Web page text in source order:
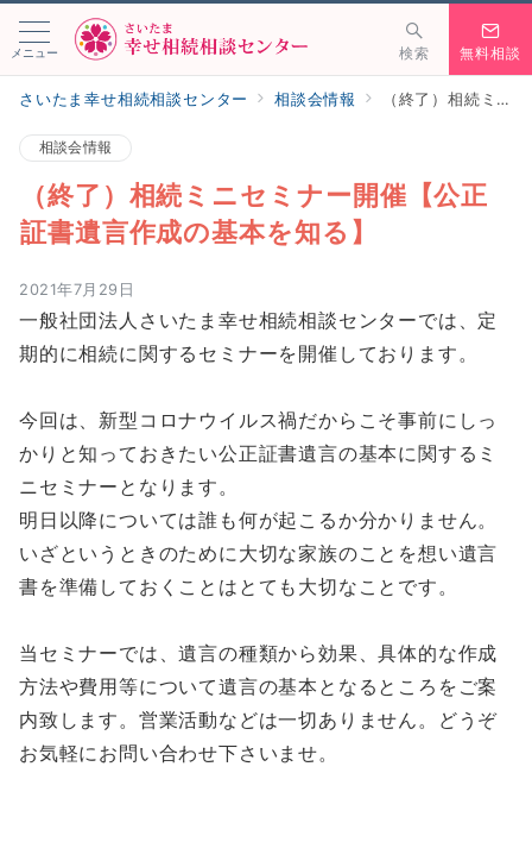
メニュー 検索 無料相談
さいたま幸せ相続相談センター 相談会情報 （終了）相続ミニセミナー開催【公正証書遺言作成の基本を知る】
相談会情報
（終了）相続ミニセミナー開催【公正
証書遺言作成の基本を知る】
2021年7月29日
一般社団法人さいたま幸せ相続相談センターでは、定
期的に相続に関するセミナーを開催しております。
今回は、新型コロナウイルス禍だからこそ事前にしっ
かりと知っておきたい公正証書遺言の基本に関するミ
ニセミナーとなります。
明日以降については誰も何が起こるか分かりません。
いざというときのために大切な家族のことを想い遺言
書を準備しておくことはとても大切なことです。
当セミナーでは、遺言の種類から効果、具体的な作成
方法や費用等について遺言の基本となるところをご案
内致します。営業活動などは一切ありません。どうぞ
お気軽にお問い合わせ下さいませ。